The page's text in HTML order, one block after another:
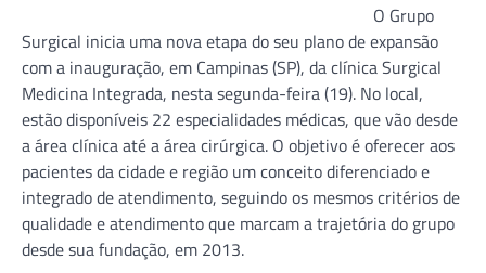
O Grupo
Surgical inicia uma nova etapa do seu plano de expansão
com a inauguração, em Campinas (SP), da clínica Surgical
Medicina Integrada, nesta segunda-feira (19). No local,
estão disponíveis 22 especialidades médicas, que vão desde
a área clínica até a área cirúrgica. O objetivo é oferecer aos
pacientes da cidade e região um conceito diferenciado e
integrado de atendimento, seguindo os mesmos critérios de
qualidade e atendimento que marcam a trajetória do grupo
desde sua fundação, em 2013.